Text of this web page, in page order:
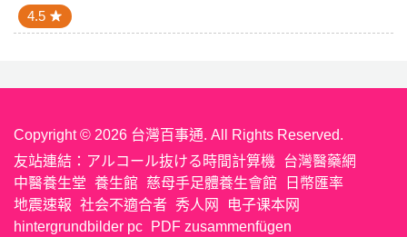
4.5
Copyright © 2026 台灣百事通. All Rights Reserved.
友站連結： アルコール抜ける時間計算機
台灣醫藥網
中醫養生堂 養生館 慈母手足體養生會館
日幣匯率
地震速報 社会不適合者 秀人网
电子课本网
hintergrundbilder pc
PDF zusammenfügen